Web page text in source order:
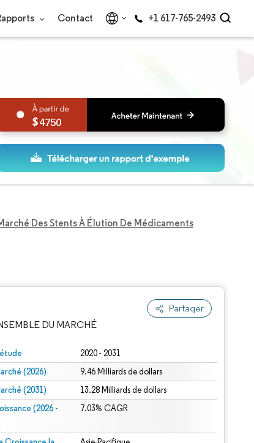
Contact +1 617-765-2493
4750
Des Stents À Élution De Médicaments
Partager
DU MARCHÉ
2020 - 2031
(2026) 9.46 Milliards de dollars
(2031) 13.28 Milliards de dollars
(2026 -
7.03% CAGR